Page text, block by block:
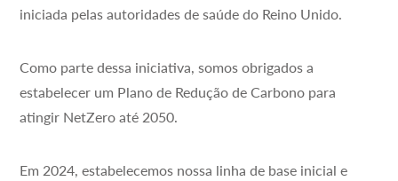
iniciada pelas autoridades de saúde do Reino Unido.
Como parte dessa iniciativa, somos obrigados a
estabelecer um Plano de Redução de Carbono para
atingir NetZero até 2050.
Em 2024, estabelecemos nossa linha de base inicial e